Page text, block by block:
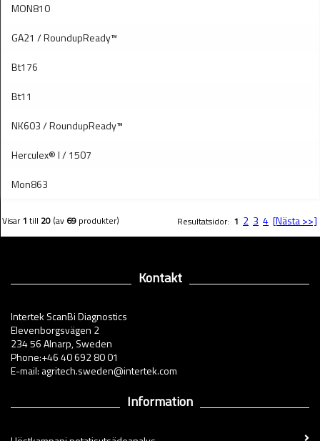
MON810
GA21 / RoundupReady™
Bt176
Bt11
NK603 / RoundupReady™
Herculex® I / 1507
Mon863
Visar1 till 20 (av 69 produkter) Resultatsidor: 1 2 3 4 [Nästa >>]
Kontakt
Intertek ScanBi Diagnostics
Elevenborgsvägen 2
234 56 Alnarp, Sweden
Phone:+46 40 692 80 01
E-mail: agritech.sweden@intertek.com
Information